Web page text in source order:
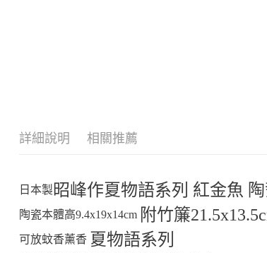
詳細說明 相關推薦
日本製昭峰作夏物語系列 紅金魚
陶瓷本體高9.4x19x14cm 附竹簾
可放蚊香薰香 夏物語系列